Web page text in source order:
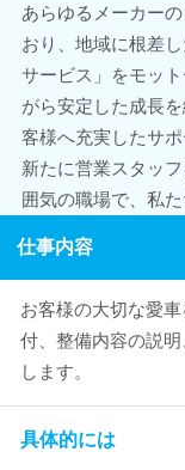
あらゆるメーカー
おり、地域に根差
サービス」をモッ
がら安定した成長
客様へ充実したサ
新たに営業スタッ
囲気の職場で、私
仕事内容
お客様の大切な愛
付、整備内容の説
します。
具体的には